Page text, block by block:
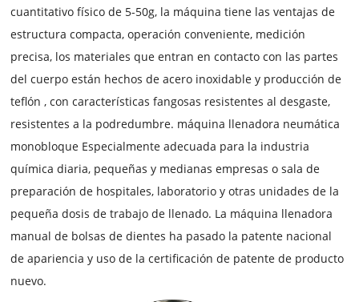
cuantitativo físico de 5-50g, la máquina tiene las ventajas de
estructura compacta, operación conveniente, medición
precisa, los materiales que entran en contacto con las partes
del cuerpo están hechos de acero inoxidable y producción de
teflón , con características fangosas resistentes al desgaste,
resistentes a la podredumbre. máquina llenadora neumática
monobloque Especialmente adecuada para la industria
química diaria, pequeñas y medianas empresas o sala de
preparación de hospitales, laboratorio y otras unidades de la
pequeña dosis de trabajo de llenado. La máquina llenadora
manual de bolsas de dientes ha pasado la patente nacional
de apariencia y uso de la certificación de patente de producto
nuevo.